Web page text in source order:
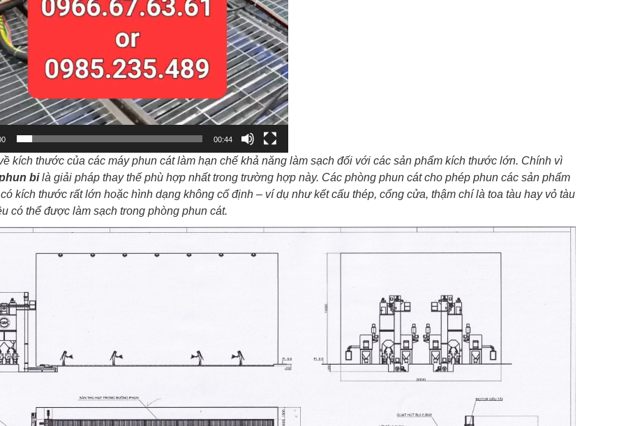
00:44
kích thước của các máy phun cát làm hạn chế khả năng làm sạch đối với các sản phẩm kích thước lớn. Chính vì
bilà giải pháp thay thế phù hợp nhất trong trường hợp này. Các phòng phun cát cho phép phun các sản phẩm
kích thước rất lớn hoặc hình dạng không cố định – ví dụ như kết cấu thép, cổng cửa, thậm chí là toa tàu hay vỏ tàu
có thể được làm sạch trong phòng phun cát.